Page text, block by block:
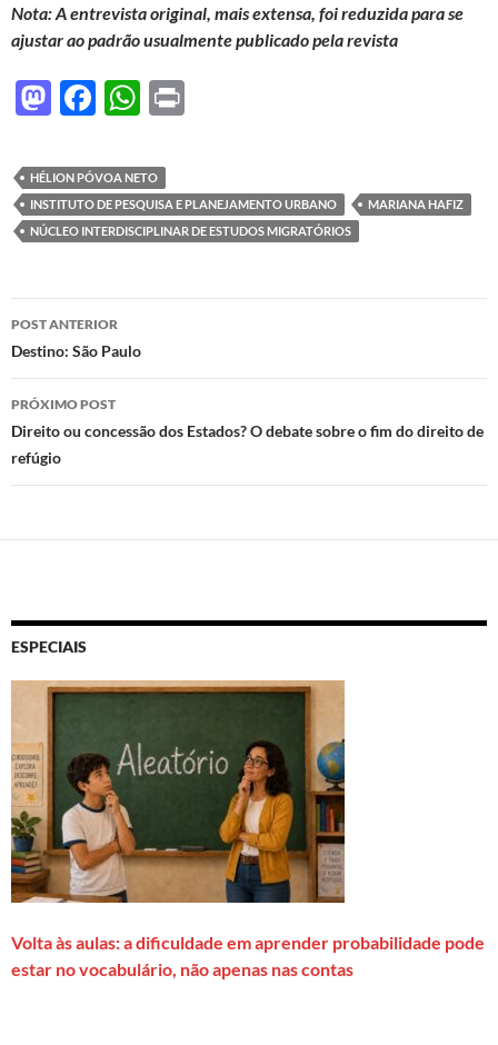
Nota: A entrevista original, mais extensa, foi reduzida para se
ajustar ao padrão usualmente publicado pela revista
M
to
d
o
F
e
b
o
k
W
at
s
A
p
HÉLION PÓVOA NETO
INSTITUTO DE PESQUISA E PLANEJAMENTO URBANO
MARIANA HAFIZ
NÚCLEO INTERDISCIPLINAR DE ESTUDOS MIGRATÓRIOS
Navegação
de
posts
POST ANTERIOR
Destino: São Paulo
PRÓXIMO POST
Direito ou concessão dos Estados? O debate sobre o fim do direito de
refúgio
ESPECIAIS
Volta às aulas: a dificuldade em aprender probabilidade pode
estar no vocabulário, não apenas nas contas